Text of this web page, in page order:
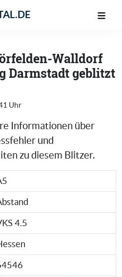
Walldorf
Darmstadt geblitzt
Uhr
Informationen über
und
zu diesem Blitzer.
4.5